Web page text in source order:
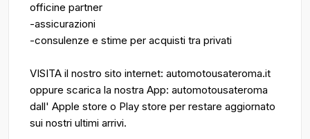
officine partner
-assicurazioni
-consulenze e stime per acquisti tra privati
VISITA il nostro sito internet: automotousateroma.it
oppure scarica la nostra App: automotousateroma
dall' Apple store o Play store per restare aggiornato
sui nostri ultimi arrivi.